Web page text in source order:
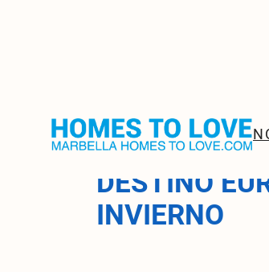
contenido
POR QUÉ LA
DESTINO
INVIERNO